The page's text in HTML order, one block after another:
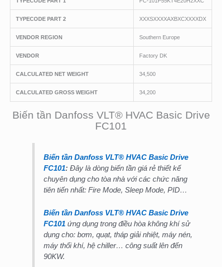
TYPECODE PART 2 XXXSXXXXAXBXCXXXXDX
VENDOR REGION Southern Europe
VENDOR Factory DK
CALCULATED NET WEIGHT 34,500
CALCULATED GROSS WEIGHT 34,200
Biến tần Danfoss VLT® HVAC Basic Drive
FC101
Biến tần Danfoss VLT® HVAC Basic Drive
FC101: Đây là dòng biến tần giá rẻ thiết kế
chuyên dụng cho tòa nhà với các chức năng
tiên tiến nhất: Fire Mode, Sleep Mode, PID…
Biến tần Danfoss VLT® HVAC Basic Drive
FC101 ứng dụng trong điều hòa không khí sử
dụng cho: bơm, quạt, tháp giải nhiệt, máy nén,
máy thổi khí, hệ chiller… công suất lên đến
90KW.